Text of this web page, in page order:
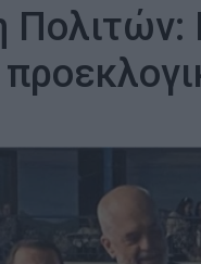
Πολιτών: